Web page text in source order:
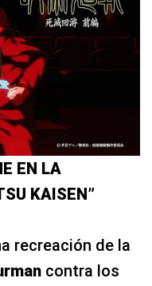
EN LA
KAISEN”
recreación de la
contra los